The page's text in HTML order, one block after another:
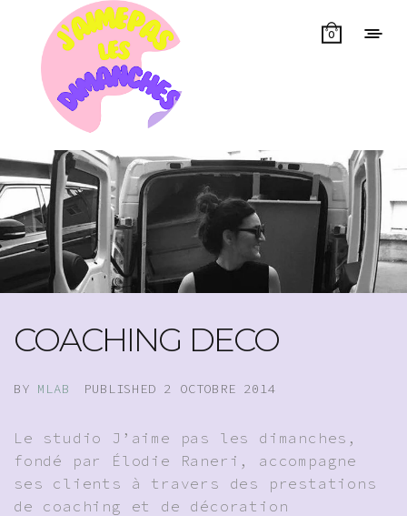
0
COACHING DECO
BY MLAB PUBLISHED 2 OCTOBRE 2014
Le studio J’aime pas les dimanches,
fondé par Élodie Raneri, accompagne
ses clients à travers des prestations
de coaching et de décoration